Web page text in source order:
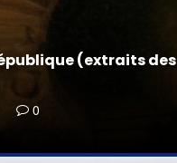
(extraits des
0